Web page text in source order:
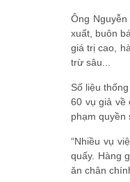
Ông
xuất, buôn
giá trị cao,
trừ sâu...
Số liệu
60 vụ giả về
phạm quyền
“Nhiều vụ
quấy. Hàng
ăn chân